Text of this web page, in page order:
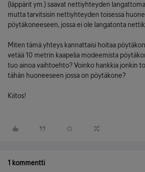
(läppärit ym.) saavat nettiyhteyden
mutta tarvitsisin nettiyhteyden toisessa
pöytäkoneeseen, jossa ei ole langatonta
Miten tämä yhteys kannattaisi hoitaa
vetää 10 metrin kaapelia modeemista
tuo ainoa vaihtoehto? Voinko hankkia jonkin
tähän huoneeseen jossa on pöytäkone?
Kiitos!
1 kommentti